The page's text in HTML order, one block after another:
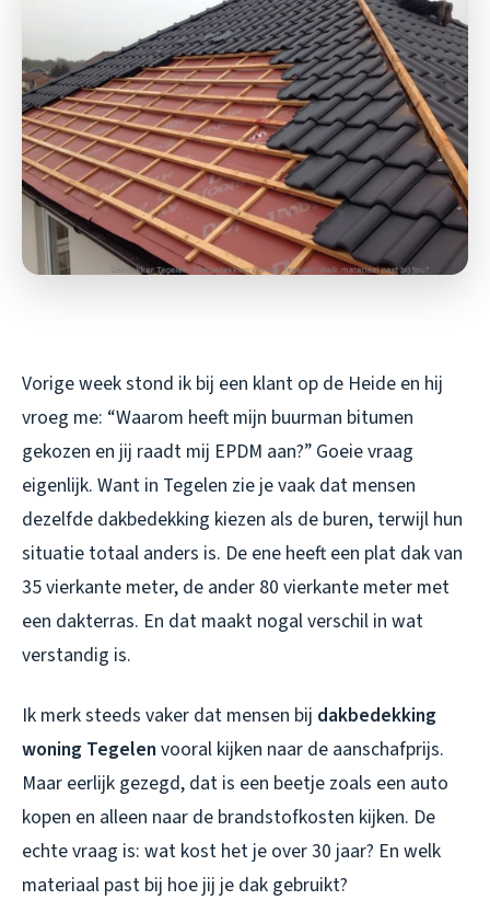
Vorige week stond ik bij een klant op de Heide en hij
vroeg me: “Waarom heeft mijn buurman bitumen
gekozen en jij raadt mij EPDM aan?” Goeie vraag
eigenlijk. Want in Tegelen zie je vaak dat mensen
dezelfde dakbedekking kiezen als de buren, terwijl hun
situatie totaal anders is. De ene heeft een plat dak van
35 vierkante meter, de ander 80 vierkante meter met
een dakterras. En dat maakt nogal verschil in wat
verstandig is.
Ik merk steeds vaker dat mensen bij dakbedekking
woning Tegelen vooral kijken naar de aanschafprijs.
Maar eerlijk gezegd, dat is een beetje zoals een auto
kopen en alleen naar de brandstofkosten kijken. De
echte vraag is: wat kost het je over 30 jaar? En welk
materiaal past bij hoe jij je dak gebruikt?